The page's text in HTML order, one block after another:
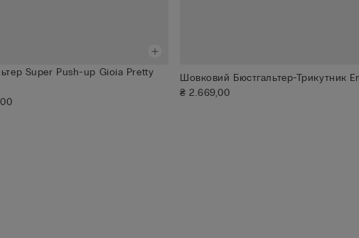
Super Push-up Gioia Pretty
Шовковий Бюстгальтер-Трикутник
₴ 2.669,00